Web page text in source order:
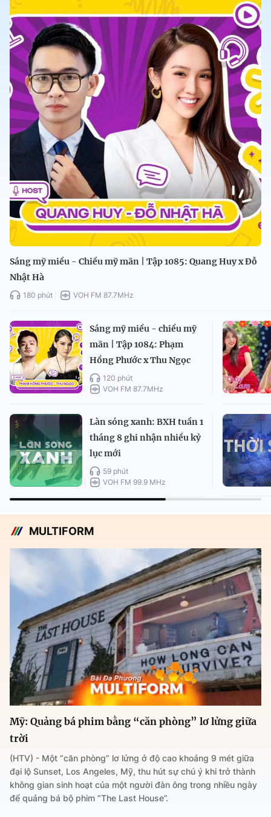
Sáng mỹ miều - Chiều mỹ mãn | Tập 1085: Quang Huy x Đỗ
Nhật Hà
180 phút VOH FM 87.7MHz
Sáng mỹ miều - chiều mỹ
mãn | Tập 1084: Phạm
Hồng Phước x Thu Ngọc
120 phút
VOH FM 87.7MHz
Làn sóng xanh: BXH tuần 1
tháng 8 ghi nhận nhiều kỷ
lục mới
59 phút
VOH FM 99.9 MHz
MULTIFORM
Mỹ: Quảng bá phim bằng “căn phòng” lơ lửng giữa
trời
(HTV) - Một “căn phòng” lơ lửng ở độ cao khoảng 9 mét giữa
đại lộ Sunset, Los Angeles, Mỹ, thu hút sự chú ý khi trở thành
không gian sinh hoạt của một người đàn ông trong nhiều ngày
để quảng bá bộ phim “The Last House”.